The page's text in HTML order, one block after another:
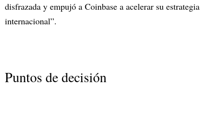
disfrazada y empujó a Coinbase a acelerar su estrategia
internacional”.
Puntos de decisión